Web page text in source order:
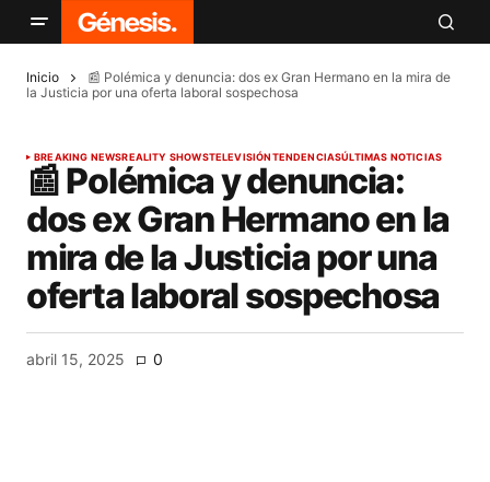
Inicio
📰 Polémica y denuncia: dos ex Gran Hermano en la mira de
la Justicia por una oferta laboral sospechosa
BREAKING NEWSREALITY SHOWSTELEVISIÓNTENDENCIASÚLTIMAS NOTICIAS
📰 Polémica y denuncia:
dos ex Gran Hermano en la
mira de la Justicia por una
oferta laboral sospechosa
abril 15, 2025 0